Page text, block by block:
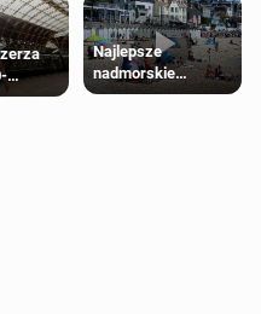
Najlepsze
nadmorskie
miasteczko blisko